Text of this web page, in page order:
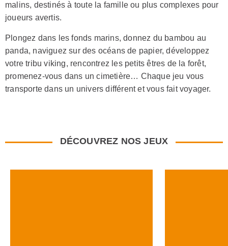
malins, destinés à toute la famille ou plus complexes pour
joueurs avertis.
Plongez dans les fonds marins, donnez du bambou au
panda, naviguez sur des océans de papier, développez
votre tribu viking, rencontrez les petits êtres de la forêt,
promenez-vous dans un cimetière… Chaque jeu vous
transporte dans un univers différent et vous fait voyager.
DÉCOUVREZ NOS JEUX